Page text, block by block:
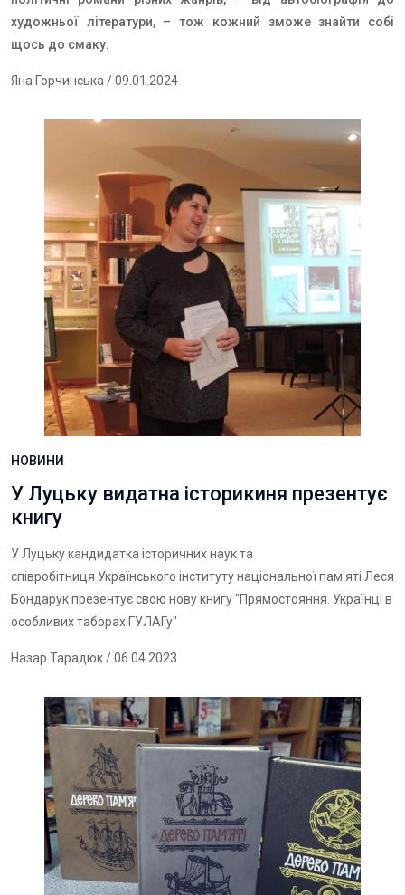
художньої літератури, – тож кожний зможе знайти собі
щось до смаку.
Яна Горчинська / 09.01.2024
НОВИНИ
У Луцьку видатна історикиня презентує
книгу
У Луцьку кандидатка історичних наук та
співробітниця Українського інституту національної пам'яті Леся
Бондарук презентує свою нову книгу "Прямостояння. Українці в
особливих таборах ГУЛАГу"
Назар Тарадюк/ 06.04.2023